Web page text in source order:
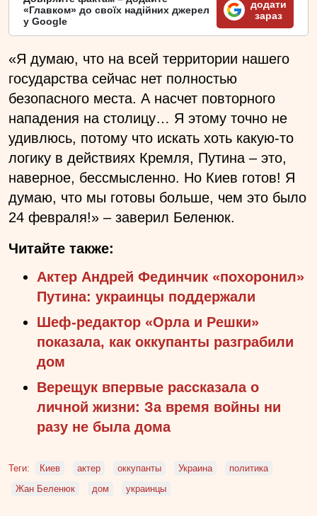
«Главком» до своїх надійних джерел
у Google
додати
зараз
«Я думаю, что на всей территории нашего
государства сейчас нет полностью
безопасного места. А насчет повторного
нападения на столицу… Я этому точно не
удивлюсь, потому что искать хоть какую-то
логику в действиях Кремля, Путина – это,
наверное, бессмысленно. Но Киев готов! Я
думаю, что мы готовы больше, чем это было
24 февраля!» – заверил Беленюк.
Читайте также:
Актер Андрей Фединчик «похоронил»
Путина: украинцы поддержали
Шеф-редактор «Орла и Решки»
показала, как оккупанты разграбили
дом
Верещук впервые рассказала о
личной жизни: За время войны ни
разу не была дома
Теги: Киев актер оккупанты Украина
политика
Жан Беленюк
дом украинцы